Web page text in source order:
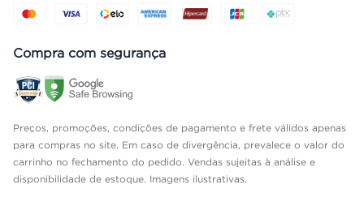
Compra com segurança
Preços, promoções, condições de pagamento e frete válidos apenas
para compras no site. Em caso de divergência, prevalece o valor do
carrinho no fechamento do pedido. Vendas sujeitas à análise e
disponibilidade de estoque. Imagens ilustrativas.